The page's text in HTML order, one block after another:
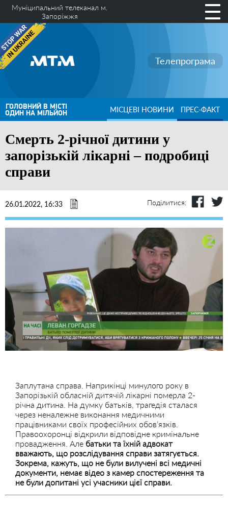
Муніципальний телеканал м.
Запоріжжя
Телепрограма
ГОЛОВНИЙ В МІСТІ
ОДИН НА МІЛЬЙОН МІСЦЕВІ НОВИНИ ПРЕС-ФАКТ
Смерть 2-річної дитини у
запорізькій лікарні – подробиці
справи
26.01.2022, 16:33 Поділитися:
Заплутана справа. Наприкінці минулого року в
Запорізькій обласній дитячій лікарні померла 2-
річна дитина. На думку батьків, трагедія сталася
через неналежне виконання медичними
працівниками своїх професійних обов’язків.
Правоохоронці відкрили відповідне кримінальне
провадження. Але батьки та їхній адвокат
вважають, що розслідування справи затягується.
Зокрема, кажуть, що не були вилучені всі медичні
документи, немає відео з камер спостереження та
не були допитані усі учасники цієї справи.